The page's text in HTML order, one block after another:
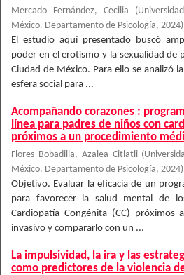
Mercado Fernández, Cecilia (
México. Departamento de Psicología, 2024)
El estudio aquí presentado buscó
poder en el erotismo y la sexualidad de
Ciudad de México. Para ello se analizó
esfera social para ...
Acompañando corazones :
línea para padres de niños con
próximos a un procedimiento
Flores Bobadilla, Azalea Citlatli (
México. Departamento de Psicología, 2024)
Objetivo. Evaluar la eficacia de un
para favorecer la salud mental de
Cardiopatía Congénita (CC) próximos
invasivo y compararlo con un ...
La impulsividad, la ira y las
como predictores de la violencia